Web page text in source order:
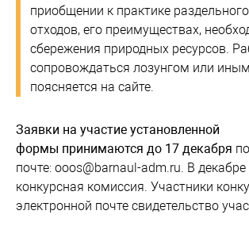
приобщении к практике
отходов, его преимуществах,
сбережения природных ресурсов.
сопровождаться лозунгом или
поясняется на сайте.
Заявки на участие установленной
формы принимаются до 17 декабря
почте: ooos@barnaul-adm.ru. В
конкурсная комиссия. Участники
электронной почте свидетельство